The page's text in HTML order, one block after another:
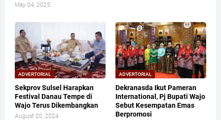
May 04, 2025
ADVERTORIAL
Sekprov Sulsel Harapkan
Festival Danau Tempe di
Wajo Terus Dikembangkan
August 20, 2024
ADVERTORIAL
Dekranasda Ikut Pameran
International, Pj Bupati Wajo
Sebut Kesempatan Emas
Berpromosi